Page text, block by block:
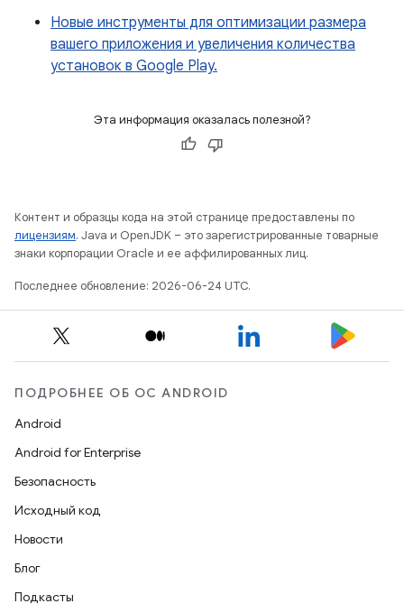
Новые инструменты для оптимизации размера
вашего приложения и увеличения количества
установок в Google Play.
Эта информация оказалась полезной?
Контент и образцы кода на этой странице предоставлены по
лицензиям. Java и OpenJDK – это зарегистрированные товарные
знаки корпорации Oracle и ее аффилированных лиц.
Последнее обновление: 2026-06-24 UTC.
ПОДРОБНЕЕ ОБ ОС ANDROID
Android
Android for Enterprise
Безопасность
Исходный код
Новости
Блог
Подкасты